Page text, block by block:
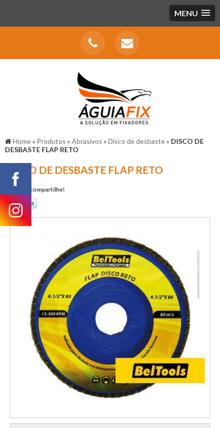
MENU
Home» Produtos » Abrasivos » Disco de desbaste» DISCO DE
DESBASTE FLAP RETO
DISCO DE DESBASTE FLAP RETO
Gostou? compartilhe!